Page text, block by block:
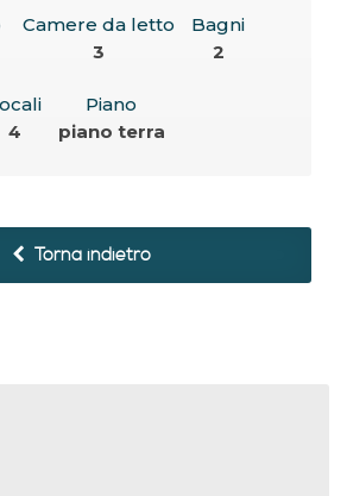
Camere da letto
3
Bagni
2
4
Piano
piano terra
Torna indietro